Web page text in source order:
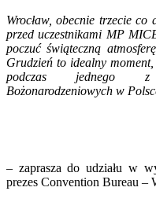
Wrocław, obecnie trzecie
przed uczestnikami MP
poczuć świąteczną
Grudzień to idealny
podczas jednego z
Bożonarodzeniowych w
– zaprasza do udziału w
prezes Convention Bureau –